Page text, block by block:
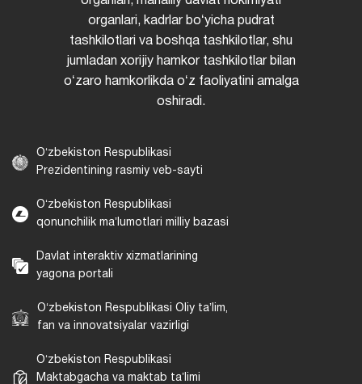
organlari, kadrlar boʻyicha pudrat
tashkilotlari va boshqa tashkilotlar, shu
jumladan xorijiy hamkor tashkilotlar bilan
oʻzaro hamkorlikda oʻz faoliyatini amalga
oshiradi.
Oʻzbekiston Respublikasi
Prezidentining rasmiy veb-sayti
Oʻzbekiston Respublikasi
qonunchilik maʼlumotlari milliy bazasi
Davlat interaktiv xizmatlarining
yagona portali
Oʻzbekiston Respublikasi Oliy taʼlim,
fan va innovatsiyalar vazirligi
Oʻzbekiston Respublikasi
Maktabgacha va maktab taʼlimi